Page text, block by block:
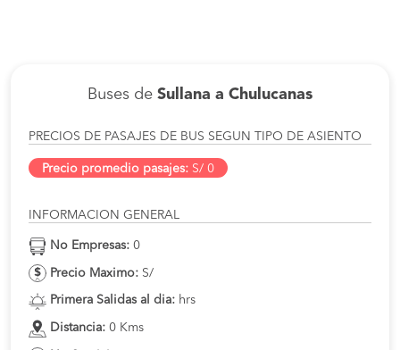
Buses de Sullana a Chulucanas
PRECIOS DE PASAJES DE BUS SEGUN TIPO DE ASIENTO
Precio promedio pasajes: S/ 0
INFORMACION GENERAL
No Empresas: 0
Precio Maximo: S/
Primera Salidas al dia: hrs
Distancia: 0 Kms